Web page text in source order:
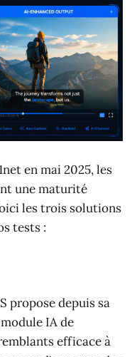
en mai 2025, les
une maturité
les trois solutions
tests :
propose depuis sa
IA de
efficace à